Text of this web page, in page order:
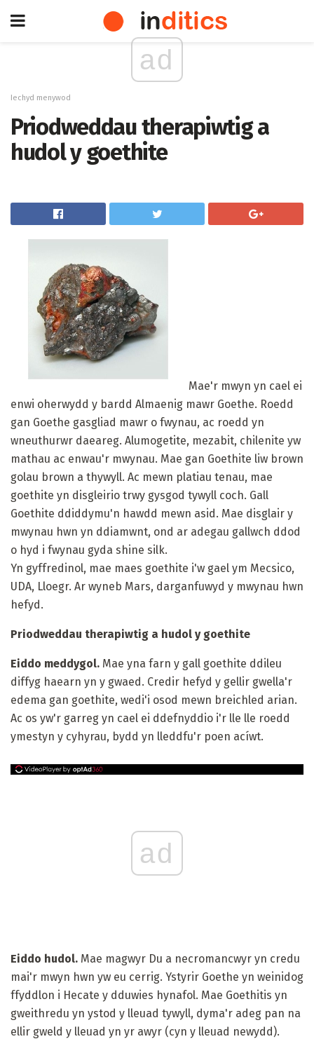
ad
Iechyd menywod
Priodweddau therapiwtig a
hudol y goethite
Mae'r mwyn yn cael ei
enwi oherwydd y bardd Almaenig mawr Goethe. Roedd
gan Goethe gasgliad mawr o fwynau, ac roedd yn
wneuthurwr daeareg. Alumogetite, mezabit, chilenite yw
mathau ac enwau'r mwynau. Mae gan Goethite liw brown
golau brown a thywyll. Ac mewn platiau tenau, mae
goethite yn disgleirio trwy gysgod tywyll coch. Gall
Goethite ddiddymu'n hawdd mewn asid. Mae disglair y
mwynau hwn yn ddiamwnt, ond ar adegau gallwch ddod
o hyd i fwynau gyda shine silk.
Yn gyffredinol, mae maes goethite i'w gael ym Mecsico,
UDA, Lloegr. Ar wyneb Mars, darganfuwyd y mwynau hwn
hefyd.
Priodweddau therapiwtig a hudol y goethite
Eiddo meddygol. Mae yna farn y gall goethite ddileu
diffyg haearn yn y gwaed. Credir hefyd y gellir gwella'r
edema gan goethite, wedi'i osod mewn breichled arian.
Ac os yw'r garreg yn cael ei ddefnyddio i'r lle lle roedd
ymestyn y cyhyrau, bydd yn lleddfu'r poen acíwt.
ad
Eiddo hudol. Mae magwyr Du a necromancwyr yn credu
mai'r mwyn hwn yw eu cerrig. Ystyrir Goethe yn weinidog
ffyddlon i Hecate y dduwies hynafol. Mae Goethitis yn
gweithredu yn ystod y lleuad tywyll, dyma'r adeg pan na
ellir gweld y lleuad yn yr awyr (cyn y lleuad newydd).